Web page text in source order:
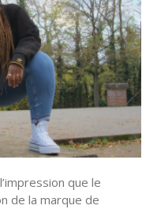
que le
de la marque de